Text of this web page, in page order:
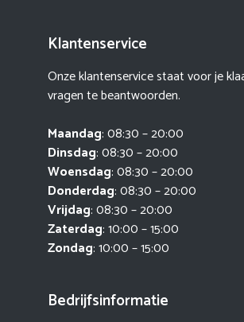
Klantenservice
Onze klantenservice staat voor je
vragen te beantwoorden.
Maandag: 08:30 – 20:00
Dinsdag: 08:30 – 20:00
Woensdag: 08:30 – 20:00
Donderdag: 08:30 – 20:00
Vrijdag: 08:30 – 20:00
Zaterdag: 10:00 – 15:00
Zondag: 10:00 – 15:00
Bedrijfsinformatie